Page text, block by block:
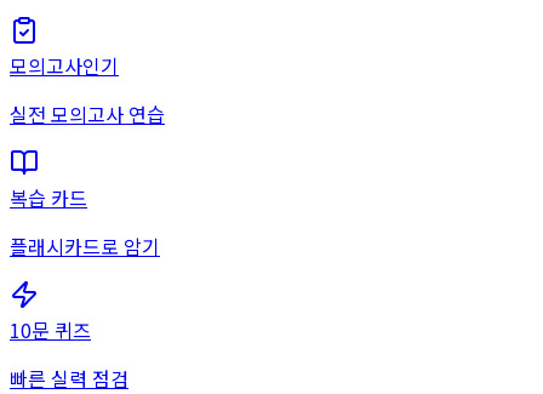
모의고사인기
실전 모의고사 연습
복습 카드
플래시카드로 암기
10문 퀴즈
빠른 실력 점검